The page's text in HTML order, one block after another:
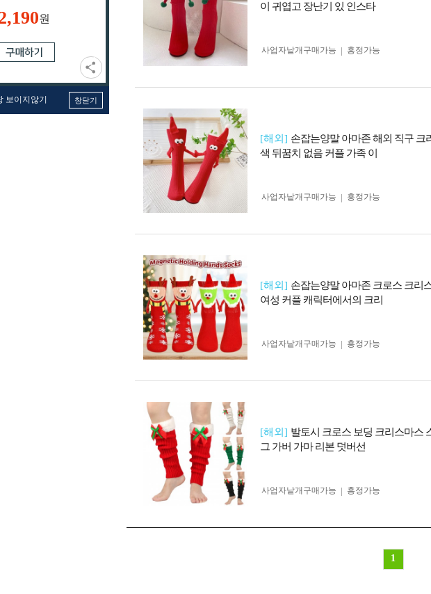
원
보이지않기 창닫기
이 귀엽고 장난기 있 인스타
사업자 낱개구매가능
흥정가능
[해외] 손잡는양말 아마존 해외 직구 크
색 뒤꿈치 없음 커플 가족 이
사업자 낱개구매가능
흥정가능
[해외] 손잡는양말 아마존 크로스 크리
여성 커플 캐릭터에서의 크리
사업자 낱개구매가능
흥정가능
[해외] 발토시 크로스 보딩 크리스마스
그 가버 가마 리본 덧버선
사업자 낱개구매가능
흥정가능
1